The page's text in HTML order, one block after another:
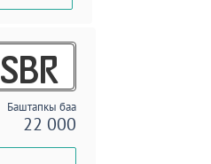
SBR
Баштапкы баа
22 000